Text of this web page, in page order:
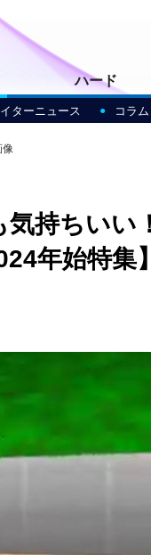
ターニュース コラム
ハード
像
持ちいい
年始特集